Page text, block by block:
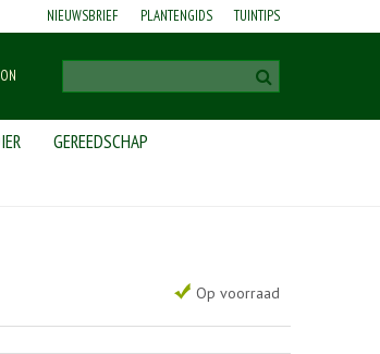
NIEUWSBRIEF PLANTENGIDS TUINTIPS
GEREEDSCHAP
Op voorraad